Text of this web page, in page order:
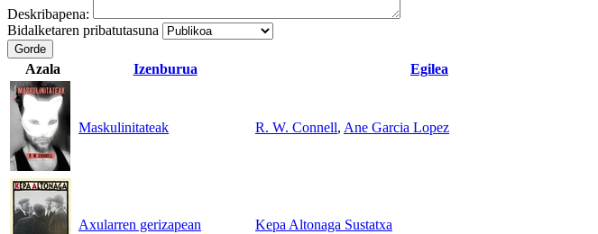
Deskribapena:
Bidalketaren pribatutasuna
Gorde
Azala Izenburua Egilea
Maskulinitateak R. W. Connell, Ane Garcia Lopez
Axularren gerizapean Kepa Altonaga Sustatxa